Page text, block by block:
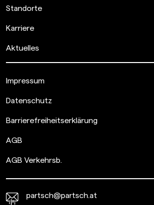
Standorte
Karriere
Aktuelles
Impressum
Datenschutz
Barrierefreiheitserklärung
AGB
AGB Verkehrsb.
partsch@partsch.at